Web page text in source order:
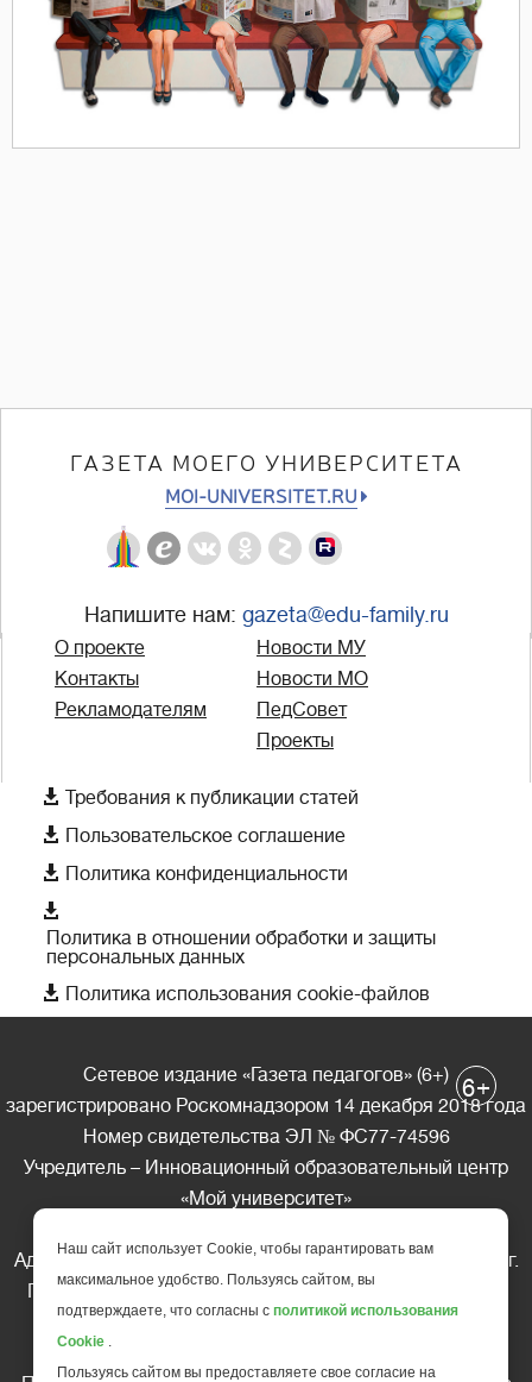
ГАЗЕТА МОЕГО УНИВЕРСИТЕТА
MOI-UNIVERSITET.RU
Напишите нам: gazeta@edu-family.ru
О проекте
Контакты
Рекламодателям
Новости МУ
Новости МО
ПедСовет
Проекты
 Требования к публикации статей
 Пользовательское соглашение
 Политика конфиденциальности

Политика в отношении обработки и защиты
персональных данных
 Политика использования cookie-файлов
Сетевое издание «Газета педагогов» (6+)
зарегистрировано Роскомнадзором 14 декабря 2018 года
Номер свидетельства ЭЛ № ФС77-74596
Учредитель – Инновационный образовательный центр
«Мой университет»
Адрес редакции: 185035 Россия, Республика Карелия, г.
Петрозаводск, ул. Фридриха Энгельса д.10, офис 211
Телефон редакции: +7 (499) 685-10-45
6+
Наш сайт использует Cookie, чтобы гарантировать вам
максимальное удобство. Пользуясь сайтом, вы
подтверждаете, что согласны с политикой использования
Cookie .
Пользуясь сайтом вы предоставляете свое согласие на